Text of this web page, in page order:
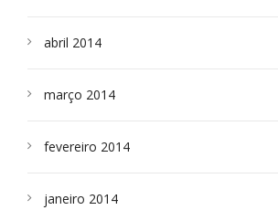
abril 2014
março 2014
fevereiro 2014
janeiro 2014